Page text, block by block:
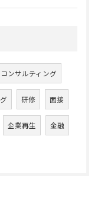
コンサルティング
研修 面接
企業再生 金融